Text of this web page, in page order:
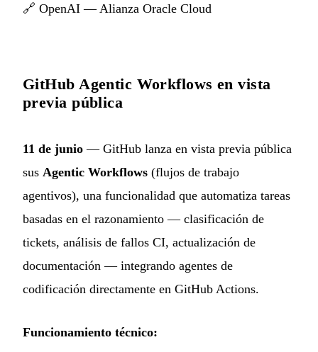
🔗 OpenAI — Alianza Oracle Cloud
GitHub Agentic Workflows en vista
previa pública
11 de junio — GitHub lanza en vista previa pública
sus Agentic Workflows (flujos de trabajo
agentivos), una funcionalidad que automatiza tareas
basadas en el razonamiento — clasificación de
tickets, análisis de fallos CI, actualización de
documentación — integrando agentes de
codificación directamente en GitHub Actions.
Funcionamiento técnico: